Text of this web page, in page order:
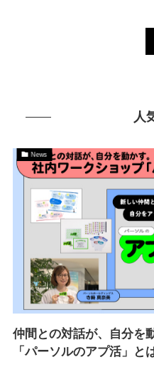
人
News
仲間との対話が、自分を
「パーソルのアプ活」と